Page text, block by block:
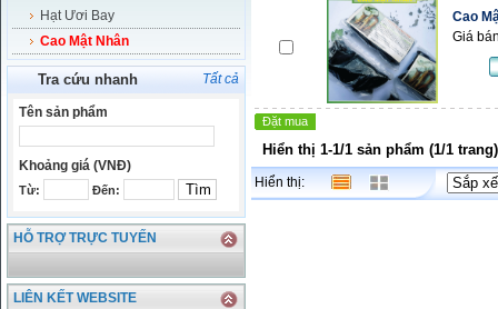
Hạt Ươi Bay
Cao Mật Nhân
Tra cứu nhanh Tất cả
Tên sản phẩm
Khoảng giá (VNĐ)
Từ: Đến:
HỖ TRỢ TRỰC TUYẾN
LIÊN KẾT WEBSITE
Cao
Giá
Đặt mua
Hiển thị 1-1/1 sản phẩm (1/1 trang)
Hiển thị: